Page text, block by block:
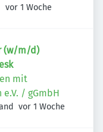
Veröffentlicht
vor 1 Woche
(w/m/d)
mit
/ gGmbH
Veröffentlicht
vor 1 Woche